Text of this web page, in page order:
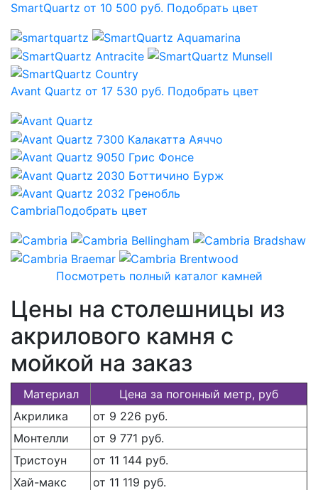
SmartQuartz от 10 500 руб. Подобрать цвет
Avant Quartz от 17 530 руб. Подобрать цвет
CambriaПодобрать цвет
Посмотреть полный каталог камней
Цены на столешницы из
акрилового камня с
мойкой на заказ
Материал
Цена за погонный метр, руб
Акрилика
от 9 226 руб.
Монтелли
от 9 771 руб.
Тристоун
от 11 144 руб.
Хай-макс
от 11 119 руб.